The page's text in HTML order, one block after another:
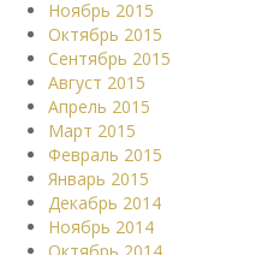
Ноябрь 2015
Октябрь 2015
Сентябрь 2015
Август 2015
Апрель 2015
Март 2015
Февраль 2015
Январь 2015
Декабрь 2014
Ноябрь 2014